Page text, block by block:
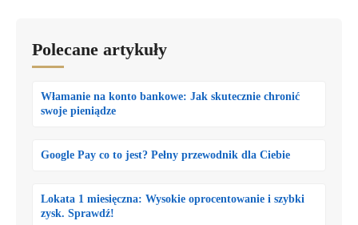
Polecane artykuły
Włamanie na konto bankowe: Jak skutecznie chronić
swoje pieniądze
Google Pay co to jest? Pełny przewodnik dla Ciebie
Lokata 1 miesięczna: Wysokie oprocentowanie i szybki
zysk. Sprawdź!